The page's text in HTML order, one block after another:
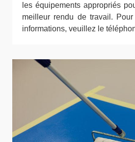
les équipements appropriés
meilleur rendu de travail.
informations, veuillez le